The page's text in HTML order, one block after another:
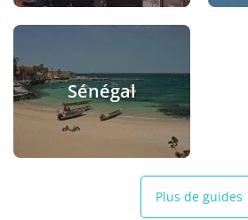
Sénégal
Plus de guides